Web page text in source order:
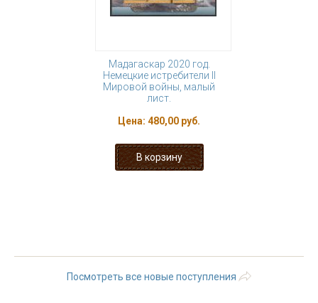
Мадагаскар 2020 год.
Немецкие истребители II
Мировой войны, малый
лист.
Цена: 480,00 руб.
Посмотреть все новые поступления